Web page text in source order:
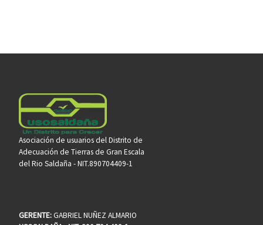
Asociación de usuarios del Distrito de
Adecuación de Tierras de Gran Escala
del Rio Saldaña - NIT.890704409-1
GERENTE:GABRIEL NUÑEZ ALMARIO